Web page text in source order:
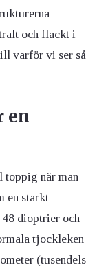
och flackt i
varför vi ser så
en
toppig när man
en starkt
dioptrier och
tjockleken
(tusendels